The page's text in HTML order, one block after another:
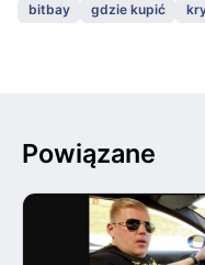
bitbay gdzie kupić
Powiązane